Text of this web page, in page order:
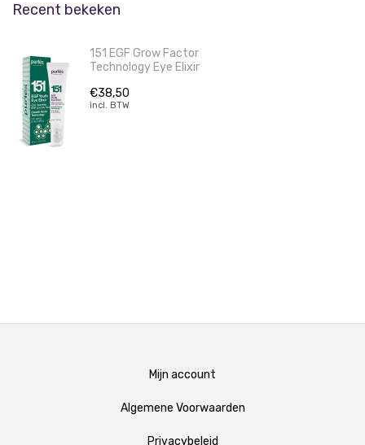
Recent bekeken
151 EGF Grow Factor
Technology Eye Elixir
€38,50
incl. BTW
Mijn account
Algemene Voorwaarden
Privacybeleid